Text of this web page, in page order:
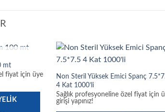
mt
fiyat için üye
Non Steril Yüksek Emici Spanç
4 Kat 1000’li
Sağlık profesyoneline özel fiyat için
girişi yapınız!